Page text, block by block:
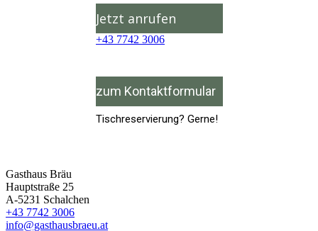
Jetzt anrufen
+43 7742 3006
zum Kontaktformular
Tischreservierung? Gerne!
Gasthaus Bräu
Hauptstraße 25
A-5231 Schalchen
+43 7742 3006
info@gasthausbraeu.at